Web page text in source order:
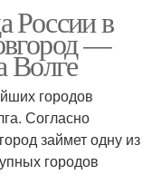
России в
—
Волге
городов
Согласно
займет одну из
городов